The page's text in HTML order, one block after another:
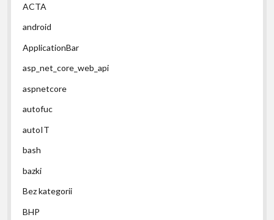
ACTA
android
ApplicationBar
asp_net_core_web_api
aspnetcore
autofuc
autoIT
bash
bazki
Bez kategorii
BHP